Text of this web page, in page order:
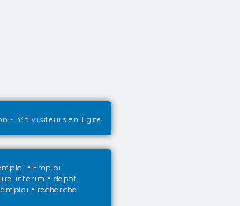
- 335 visiteurs en ligne
• Emploi
interim • depot
• recherche